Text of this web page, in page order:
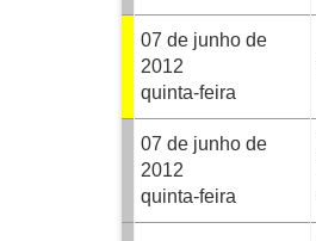
07 de junho de
2012
quinta-feira
07 de junho de
2012
quinta-feira